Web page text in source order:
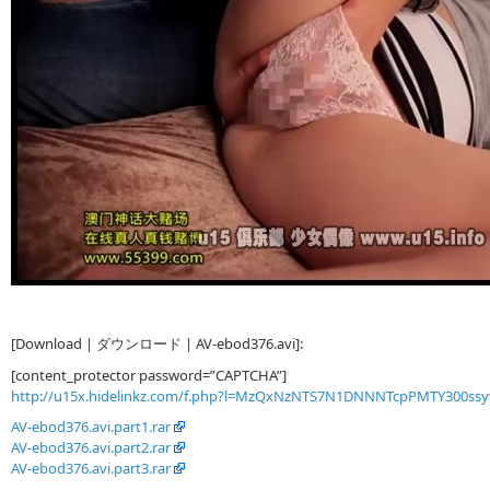
[Download | ダウンロード | AV-ebod376.avi]:
[content_protector password=”CAPTCHA”]
http://u15x.hidelinkz.com/
AV-ebod376.avi.part1.rar
AV-ebod376.avi.part2.rar
AV-ebod376.avi.part3.rar